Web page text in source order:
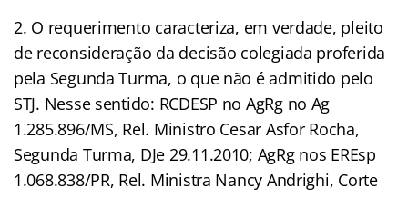
2. O requerimento caracteriza, em verdade, pleito
de reconsideração da decisão colegiada proferida
pela Segunda Turma, o que não é admitido pelo
STJ. Nesse sentido: RCDESP no AgRg no Ag
1.285.896/MS, Rel. Ministro Cesar Asfor Rocha,
Segunda Turma, DJe 29.11.2010; AgRg nos EREsp
1.068.838/PR, Rel. Ministra Nancy Andrighi, Corte